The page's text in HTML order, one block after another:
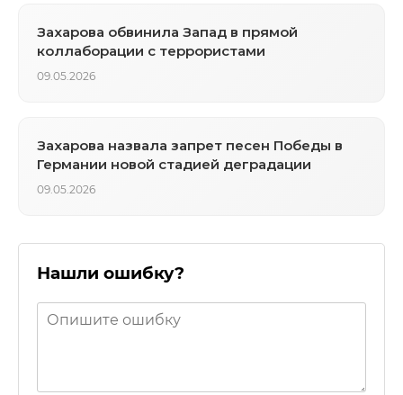
Захарова обвинила Запад в прямой
коллаборации с террористами
09.05.2026
Захарова назвала запрет песен Победы в
Германии новой стадией деградации
09.05.2026
Нашли ошибку?